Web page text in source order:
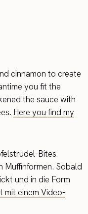
cinnamon to create
you fit the
the sauce with
Here you find my
Bites
Muffinformen. Sobald
und in die Form
mit einem Video-